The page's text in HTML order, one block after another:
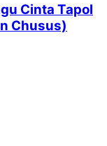
Cinta Tapol
Chusus)